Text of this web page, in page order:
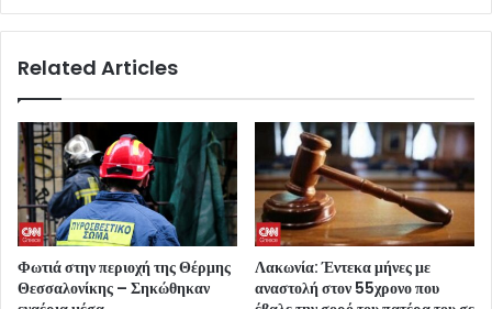
Related Articles
Φωτιά στην περιοχή της Θέρμης
Θεσσαλονίκης – Σηκώθηκαν
Λακωνία: Έντεκα μήνες με
αναστολή στον 55χρονο που